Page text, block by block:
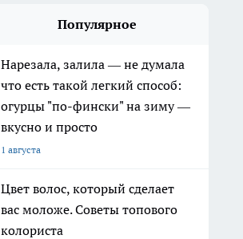
Популярное
Нарезала, залила — не думала
что есть такой легкий способ:
огурцы "по-фински" на зиму —
вкусно и просто
1 августа
Цвет волос, который сделает
вас моложе. Советы топового
колориста